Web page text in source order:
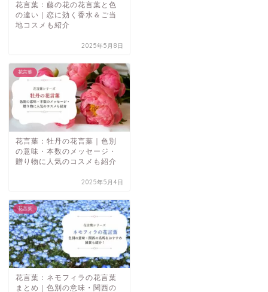
花言葉：藤の花の花言葉と色
の違い｜恋に効く香水＆ご当
地コスメも紹介
2025年5月8日
花言葉
花言葉：牡丹の花言葉｜色別
の意味・本数のメッセージ・
贈り物に人気のコスメも紹介
2025年5月4日
花言葉
花言葉：ネモフィラの花言葉
まとめ｜色別の意味・関西の